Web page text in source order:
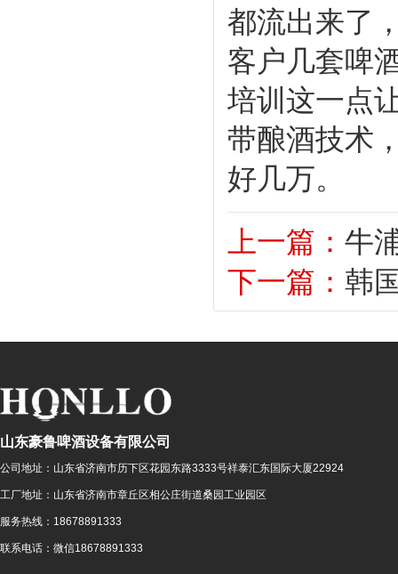
都流出来了
客户几套啤
培训这一点
带酿酒技术
好几万。
上一篇： 牛
下一篇： 韩
山东豪鲁啤酒设备有限公司
公司地址： 山东省济南市历下区花园东路3333号祥泰汇东国际大厦22924
工厂地址： 山东省济南市章丘区相公庄街道桑园工业园区
服务热线： 18678891333
联系电话： 微信18678891333